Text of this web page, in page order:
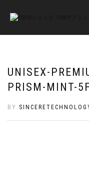
UNISEX-
PRISM-MINT-
BY